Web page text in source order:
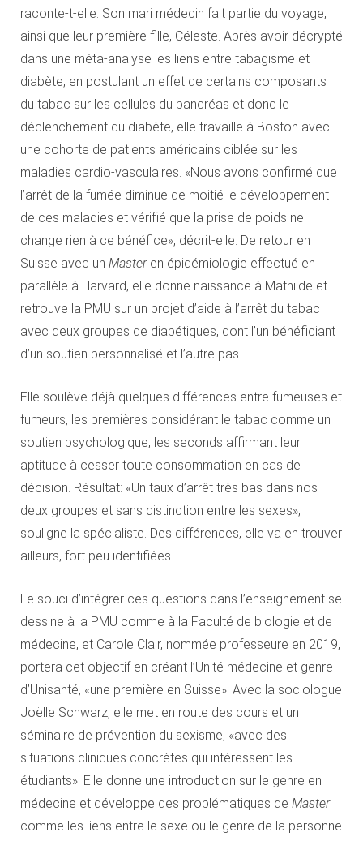
raconte-t-elle. Son mari médecin fait partie du voyage,
ainsi que leur première fille, Céleste. Après avoir décrypté
dans une méta-analyse les liens entre tabagisme et
diabète, en postulant un effet de certains composants
du tabac sur les cellules du pancréas et donc le
déclenchement du diabète, elle travaille à Boston avec
une cohorte de patients américains ciblée sur les
maladies cardio-vasculaires. «Nous avons confirmé que
l’arrêt de la fumée diminue de moitié le développement
de ces maladies et vérifié que la prise de poids ne
change rien à ce bénéfice», décrit-elle. De retour en
Suisse avec un Masteren épidémiologie effectué en
parallèle à Harvard, elle donne naissance à Mathilde et
retrouve la PMU sur un projet d’aide à l’arrêt du tabac
avec deux groupes de diabétiques, dont l’un bénéficiant
d’un soutien personnalisé et l’autre pas.
Elle soulève déjà quelques différences entre fumeuses et
fumeurs, les premières considérant le tabac comme un
soutien psychologique, les seconds affirmant leur
aptitude à cesser toute consommation en cas de
décision. Résultat: «Un taux d’arrêt très bas dans nos
deux groupes et sans distinction entre les sexes»,
souligne la spécialiste. Des différences, elle va en trouver
ailleurs, fort peu identifiées…
Le souci d’intégrer ces questions dans l’enseignement se
dessine à la PMU comme à la Faculté de biologie et de
médecine, et Carole Clair, nommée professeure en 2019,
portera cet objectif en créant l’Unité médecine et genre
d’Unisanté, «une première en Suisse». Avec la sociologue
Joëlle Schwarz, elle met en route des cours et un
séminaire de prévention du sexisme, «avec des
situations cliniques concrètes qui intéressent les
étudiants». Elle donne une introduction sur le genre en
médecine et développe des problématiques de Master
comme les liens entre le sexe ou le genre de la personne